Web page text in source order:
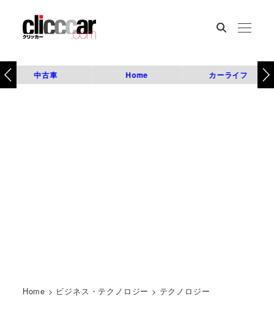
中古車 Home カーライフ
Home > ビジネス・テクノロジー > テクノロジー